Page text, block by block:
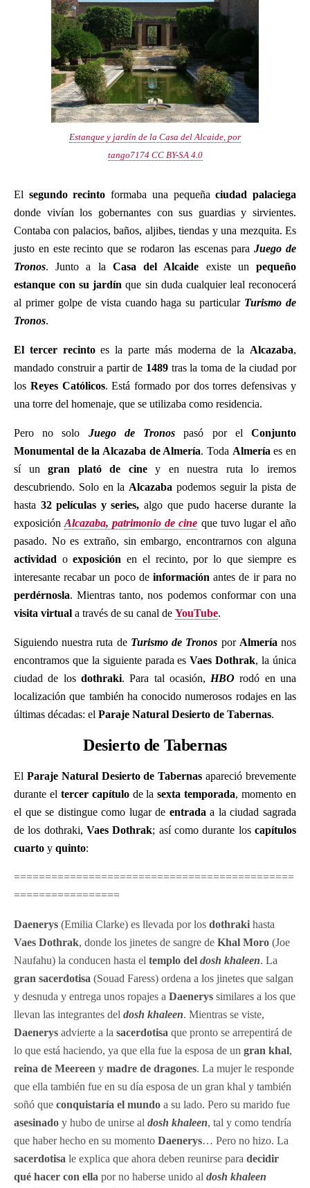
Estanque y jardín de la Casa del Alcaide, por
tango7174 CC BY-SA 4.0
El segundo recinto formaba una pequeñaciudad palaciega
donde vivían los gobernantes con sus guardias y sirvientes.
Contaba con palacios, baños, aljibes, tiendas y una mezquita. Es
justo en este recinto que se rodaron las escenas paraJuego de
Tronos. Junto a la Casa del Alcaide existe unpequeño
estanque con su jardín que sin duda cualquier leal reconocerá
al primer golpe de vista cuando haga su particular Turismo de
Tronos.
El tercer recintoes la parte más moderna de la Alcazaba,
mandado construir a partir de 1489tras la toma de la ciudad por
los Reyes Católicos. Está formado por dos torres defensivas y
una torre del homenaje, que se utilizaba como residencia.
Pero no solo Juego de Tronos pasó por elConjunto
Monumental de la Alcazaba de Almería. Toda Almería es en
sí ungran plató de ciney en nuestra ruta lo iremos
descubriendo. Solo en la Alcazaba podemos seguir la pista de
hasta 32 películas y series, algo que pudo hacerse durante la
exposiciónAlcazaba, patrimonio de cine que tuvo lugar el año
pasado. No es extraño, sin embargo, encontrarnos con alguna
actividad oexposición en el recinto, por lo que siempre es
interesante recabar un poco deinformación antes de ir para no
perdérnosla. Mientras tanto, nos podemos conformar con una
visita virtual a través de su canal de YouTube.
Siguiendo nuestra ruta de Turismo de Tronos por Almería nos
encontramos que la siguiente parada esVaes Dothrak, la única
ciudad de los dothraki. Para tal ocasión, HBO rodó en una
localización que también ha conocido numerosos rodajes en las
últimas décadas: el Paraje Natural Desierto de Tabernas.
Desierto de Tabernas
El Paraje Natural Desierto de Tabernas apareció brevemente
durante el tercer capítulode lasexta temporada, momento en
el que se distingue como lugar de entrada a la ciudad sagrada
de los dothraki, Vaes Dothrak; así como durante loscapítulos
cuarto y quinto:
=============================================
=================
Daenerys (Emilia Clarke) es llevada por los dothraki hasta
Vaes Dothrak, donde los jinetes de sangre de Khal Moro (Joe
Naufahu) la conducen hasta el templo del dosh khaleen. La
gran sacerdotisa (Souad Faress) ordena a los jinetes que salgan
y desnuda y entrega unos ropajes a Daenerys similares a los que
llevan las integrantes del dosh khaleen. Mientras se viste,
Daenerys advierte a la sacerdotisa que pronto se arrepentirá de
lo que está haciendo, ya que ella fue la esposa de un gran khal,
reina de Meereen y madre de dragones. La mujer le responde
que ella también fue en su día esposa de un gran khal y también
soñó que conquistaría el mundo a su lado. Pero su marido fue
asesinado y hubo de unirse al dosh khaleen, tal y como tendría
que haber hecho en su momento Daenerys… Pero no hizo. La
sacerdotisa le explica que ahora deben reunirse para decidir
qué hacer con ella por no haberse unido al dosh khaleen